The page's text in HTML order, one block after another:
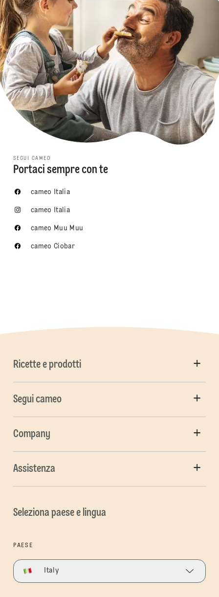
SEGUI CAMEO
Portaci sempre con te
cameo Italia
cameo Italia
cameo Muu Muu
cameo Ciobar
Ricette e prodotti
Segui cameo
Company
Assistenza
Seleziona paese e lingua
PAESE
Italy